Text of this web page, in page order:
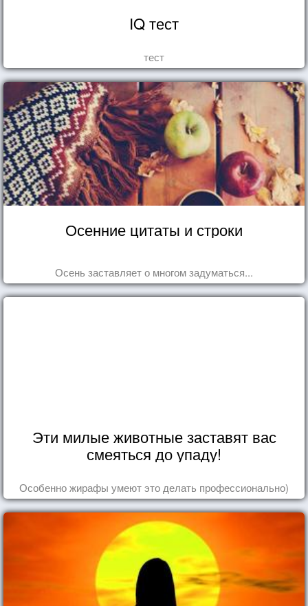
IQ тест
тест
Осенние цитаты и строки
Осень заставляет о многом задуматься...
Эти милые животные заставят вас
смеяться до упаду!
Особенно жирафы умеют это делать профессионально)